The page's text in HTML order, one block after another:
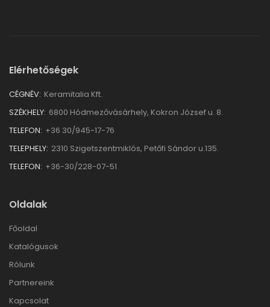
Elérhetőségek
CÉGNÉV: Keramitalia Kft.
SZÉKHELY: 6800 Hódmezővásárhely, Kokron József u. 8.
TELEFON: +36 30/945-17-76
TELEPHELY: 2310 Szigetszentmiklós, Petőfi Sándor u.135.
TELEFON: +36-30/228-07-51
Oldalak
Főoldal
Katalógusok
Rólunk
Partnereink
Kapcsolat